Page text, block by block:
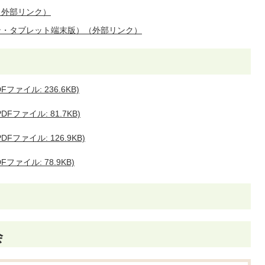
部リンク）
タブレット端末版）（外部リンク）
ファイル: 236.6KB)
ファイル: 81.7KB)
ファイル: 126.9KB)
ファイル: 78.9KB)